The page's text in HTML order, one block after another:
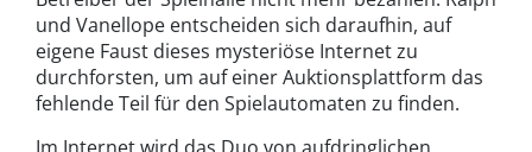
und Vanellope entscheiden sich daraufhin, auf
eigene Faust dieses mysteriöse Internet zu
durchforsten, um auf einer Auktionsplattform das
fehlende Teil für den Spielautomaten zu finden.